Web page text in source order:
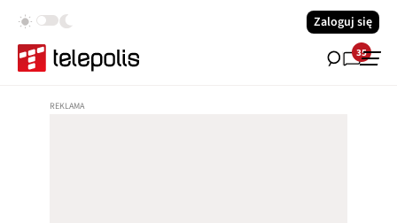
Zaloguj się
35